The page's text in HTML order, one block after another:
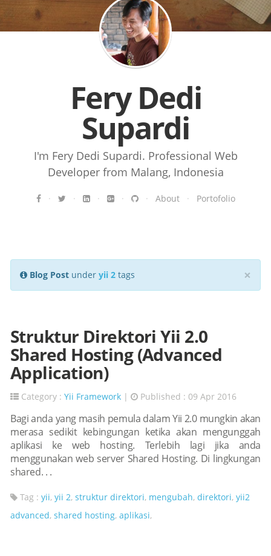
Fery Dedi
Supardi
I'm Fery Dedi Supardi. Professional Web
Developer from Malang, Indonesia
· · · · · About· Portofolio
×
Blog Post under yii 2 tags
Struktur Direktori Yii 2.0
Shared Hosting (Advanced
Application)
Category : Yii Framework | Published : 09 Apr 2016
Bagi anda yang masih pemula dalam Yii 2.0 mungkin akan
merasa sedikit kebingungan ketika akan mengunggah
aplikasi ke web hosting. Terlebih lagi jika anda
menggunakan web server Shared Hosting. Di lingkungan
shared. . .
Tag : yii, yii 2, struktur direktori, mengubah, direktori, yii2
advanced, shared hosting, aplikasi,